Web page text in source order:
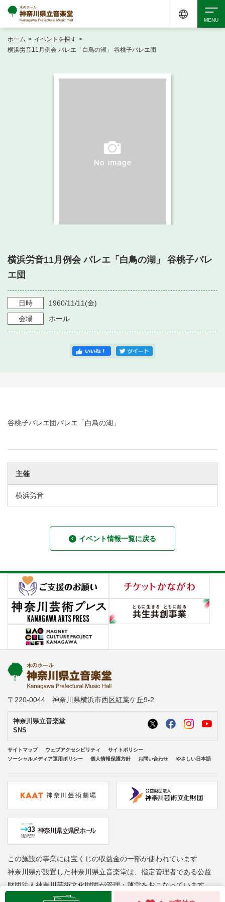
・ フロアマップ
・ よくある質問
・ 空き状況
・ 利用料金
・ 音楽堂のご案内
・ フロアマップ
・ 芸術参与
神奈川県立音楽堂
SNS
ホーム > イベントを探す >
横浜労音11月例会 バレエ「白鳥の湖」 谷桃子バレエ団
横浜労音11月例会 バレエ「白鳥の湖」 谷桃子バレ
エ団
日時 1960/11/11 (金)
会場
ホール
谷桃子バレエ団バレエ「白鳥の湖」
主催
横浜労音
イベント情報一覧に戻る
〒220-0044 神奈川県横浜市西区紅葉ケ丘9-2
神奈川県立音楽堂
SNS
サイトマップ ウェブアクセシビリティ
サイトポリシー
ソーシャルメディア運用ポリシー
個人情報保護方針 お問い合わせ やさしい日本語
この施設の事業には宝くじの収益金の一部が使われています
神奈川県が設置した神奈川県立音楽堂は、指定管理者である公益
財団法人神奈川芸術文化財団が管理・運営をおこなっています